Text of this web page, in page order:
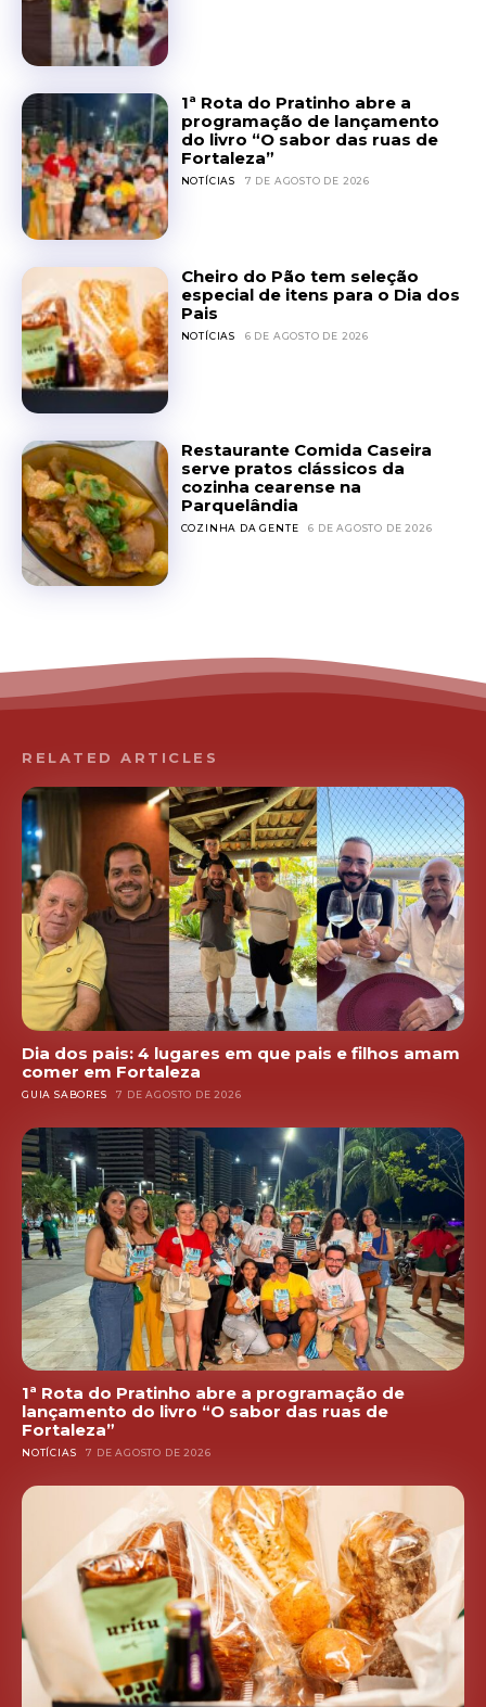
1ª Rota do Pratinho abre a
programação de lançamento
do livro “O sabor das ruas de
Fortaleza”
NOTÍCIAS 7 DE AGOSTO DE 2026
Cheiro do Pão tem seleção
especial de itens para o Dia dos
Pais
NOTÍCIAS 6 DE AGOSTO DE 2026
Restaurante Comida Caseira
serve pratos clássicos da
cozinha cearense na
Parquelândia
COZINHA DA GENTE 6 DE AGOSTO DE 2026
RELATED ARTICLES
Dia dos pais: 4 lugares em que pais e filhos amam
comer em Fortaleza
GUIA SABORES 7 DE AGOSTO DE 2026
1ª Rota do Pratinho abre a programação de
lançamento do livro “O sabor das ruas de
Fortaleza”
NOTÍCIAS 7 DE AGOSTO DE 2026